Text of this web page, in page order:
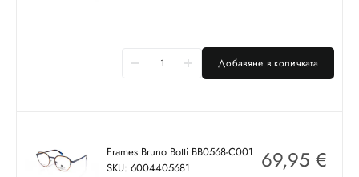
Добавяне в количката
Frames Bruno Botti BB0568-C001
SKU: 6004405681
69,95 €